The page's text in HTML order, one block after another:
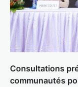
Consultations
communautés